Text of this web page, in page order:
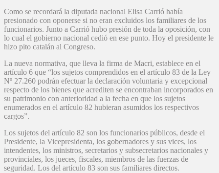
Como se recordará la diputada nacional Elisa Carrió había
presionado con oponerse si no eran excluidos los familiares de los
funcionarios. Junto a Carrió hubo presión de toda la oposición, con
lo cual el gobierno nacional cedió en ese punto. Hoy el presidente le
hizo pito catalán al Congreso.
La nueva normativa, que lleva la firma de Macri, establece en el
artículo 6 que “los sujetos comprendidos en el artículo 83 de la Ley
Nº 27.260 podrán efectuar la declaración voluntaria y excepcional
respecto de los bienes que acrediten se encontraban incorporados en
su patrimonio con anterioridad a la fecha en que los sujetos
enumerados en el artículo 82 hubieran asumidos los respectivos
cargos”.
Los sujetos del artículo 82 son los funcionarios públicos, desde el
Presidente, la Vicepresidenta, los gobernadores y sus vices, los
intendentes, los ministros, secretarios y subsecretarios nacionales y
provinciales, los jueces, fiscales, miembros de las fuerzas de
seguridad. Los del artículo 83 son sus familiares directos.